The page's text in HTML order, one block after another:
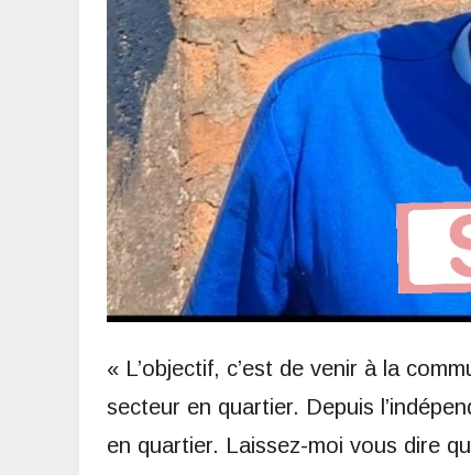
« L’objectif, c’est de venir à la
secteur en quartier. Depuis
en quartier. Laissez-moi vous dire